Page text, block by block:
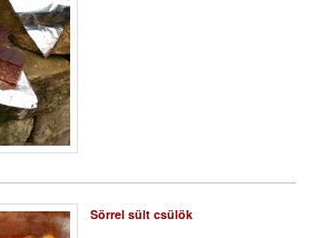
Sörrel sült csülök